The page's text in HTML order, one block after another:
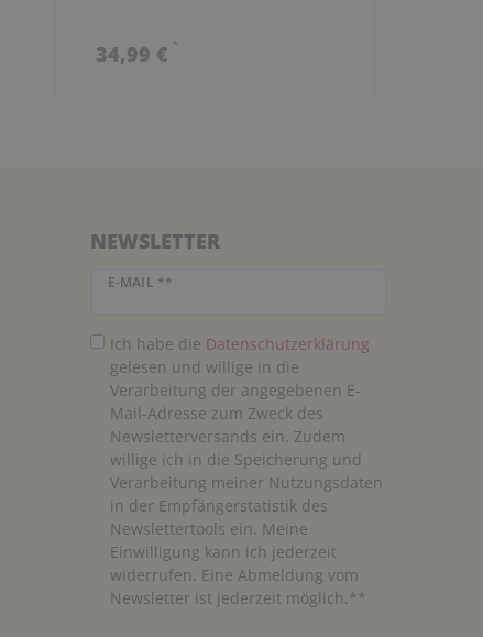
34,99 € *
NEWSLETTER
E-MAIL **
Newsletter Honig
Ich habe die Daten­schutz­erklärung
gelesen und willige in die
Verarbeitung der angegebenen E-
Mail-Adresse zum Zweck des
Newsletterversands ein. Zudem
willige ich in die Speicherung und
Verarbeitung meiner Nutzungsdaten
in der Empfängerstatistik des
Newslettertools ein. Meine
Einwilligung kann ich jederzeit
widerrufen. Eine Abmeldung vom
Newsletter ist jederzeit möglich.**